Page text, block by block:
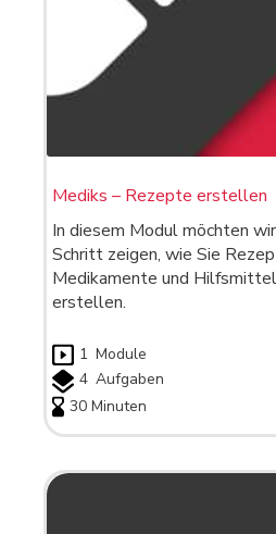
Mediks – Rezepte erstellen
In diesem Modul möchten
Schritt zeigen, wie Sie
Medikamente und
erstellen.
1 Module
4 Aufgaben
30 Minuten